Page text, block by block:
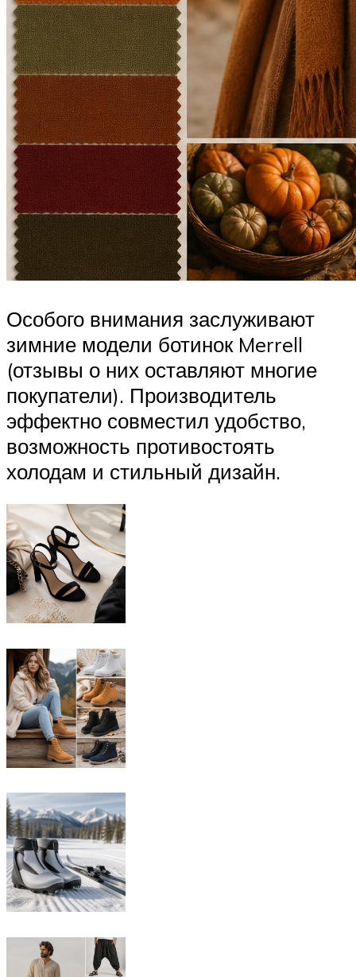
Особого внимания заслуживают
зимние модели ботинок Merrell
(отзывы о них оставляют многие
покупатели). Производитель
эффектно совместил удобство,
возможность противостоять
холодам и стильный дизайн.